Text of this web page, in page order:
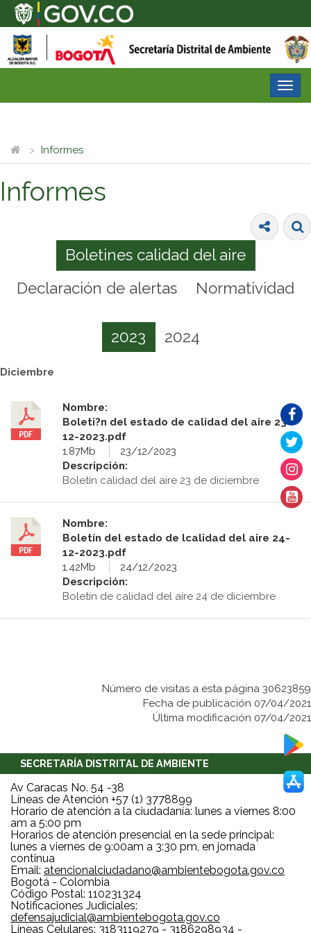
Informes
Informes
Boletines calidad del aire
Declaración de alertas
Normatividad
2023 2024
Diciembre
Nombre:
Boleti?n del estado de calidad del aire 23-
12-2023.pdf
1.87Mb
23/12/2023
Descripción:
Boletín calidad del aire 23 de diciembre
Nombre:
Boletín del estado de lcalidad del aire 24-
12-2023.pdf
1.42Mb
24/12/2023
Descripción:
Boletín de calidad del aire 24 de diciembre
Número de visitas a esta página 30623859
Fecha de publicación 07/04/2021
Última modificación 07/04/2021
SECRETARÍA DISTRITAL DE AMBIENTE
Av Caracas No. 54 -38
Líneas de Atención +57 (1) 3778899
Horario de atención a la ciudadanía: lunes a viernes 8:00
am a 5:00 pm
Horarios de atención presencial en la sede principal:
lunes a viernes de 9:00am a 3:30 pm, en jornada
continua
Email: atencionalciudadano@ambientebogota.gov.co
Bogotá - Colombia
Código Postal: 110231324
Notificaciones Judiciales:
defensajudicial@ambientebogota.gov.co
Líneas Celulares: 3183119279 - 3186298934 -